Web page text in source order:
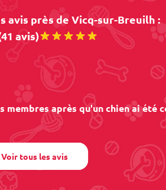
avis près de Vicq-sur-Breuilh :
avis)
membres après qu'un chien ai été
Voir tous les avis